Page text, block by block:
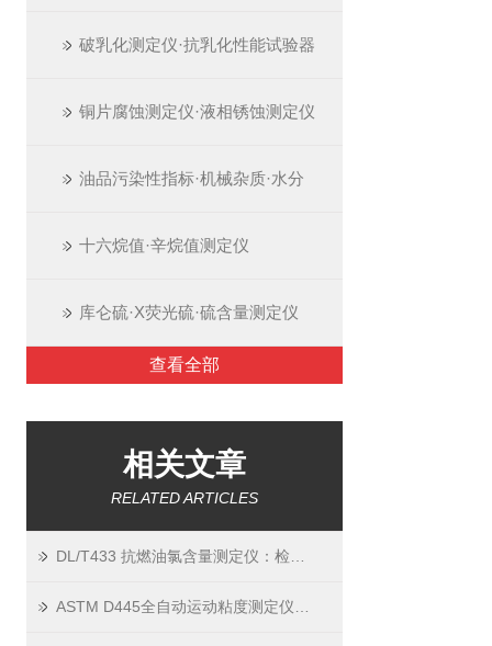
破乳化测定仪·抗乳化性能试验器
铜片腐蚀测定仪·液相锈蚀测定仪
油品污染性指标·机械杂质·水分
十六烷值·辛烷值测定仪
库仑硫·X荧光硫·硫含量测定仪
查看全部
相关文章
RELATED ARTICLES